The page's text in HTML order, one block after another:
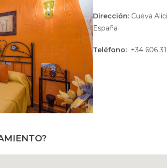
Dirección: Cueva
España
Teléfono: +34 606